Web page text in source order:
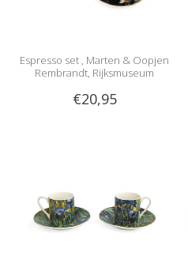
Espresso set , Marten & Oopjen
Rembrandt, Rijksmuseum
€20,95